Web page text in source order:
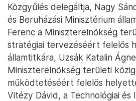
Közgyűlés delegáltja, Nagy
és Beruházási Minisztérium
Ferenc a Miniszterelnökség
stratégiai tervezéséért felelős
államtitkára, Uzsák Katalin
Miniszterelnökség területi
működtetéséért felelős
Vitézy Dávid, a Technológiai és